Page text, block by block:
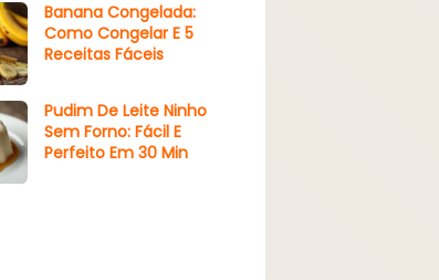
Banana Congelada:
Como Congelar E 5
Receitas Fáceis
Pudim De Leite Ninho
Sem Forno: Fácil E
Perfeito Em 30 Min